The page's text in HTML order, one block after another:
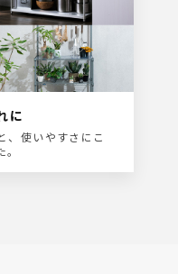
に
、使いやすさにこ